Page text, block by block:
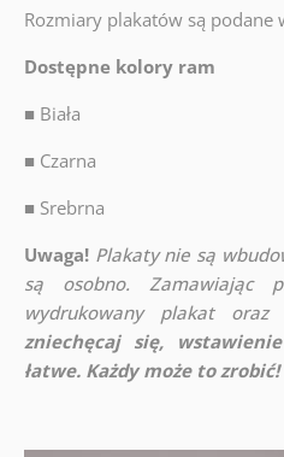
Rozmiary plakatów są podane
Dostępne kolory ram
■ Biała
■ Czarna
■ Srebrna
Uwaga! Plakaty nie są
są osobno. Zamawiając
wydrukowany plakat oraz
zniechęcaj się,
łatwe. Każdy może to zrobić!